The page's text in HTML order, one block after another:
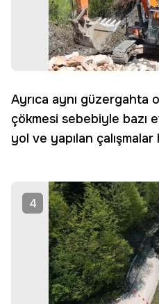
Ayrıca aynı güzergahta
çökmesi sebebiyle bazı
yol ve yapılan
4